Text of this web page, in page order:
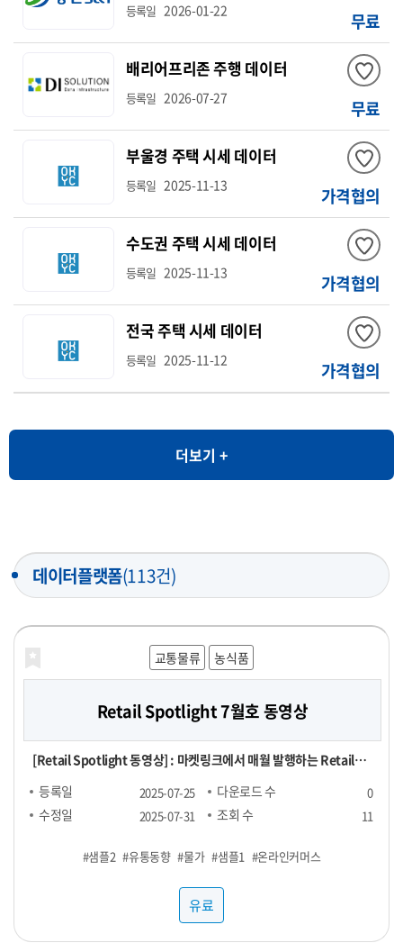
등록일 2026-01-22 무료
배리어프리존 주행 데이터
등록일 2026-07-27 무료
부울경 주택 시세 데이터
등록일 2025-11-13 가격협의
수도권 주택 시세 데이터
등록일 2025-11-13 가격협의
전국 주택 시세 데이터
등록일 2025-11-12 가격협의
더보기 +
데이터플랫폼(113건)
교통물류 농식품
Retail Spotlight 7월호 동영상
[Retail Spotlight 동영상] : 마켓링크에서 매월 발행하는 Retail
Spotlight 7월호 자료를 동영상으로 제작한 파일
등록일 2025-07-25 다운로드 수 0
수정일 2025-07-31 조회 수 11
#샘플2 #유통동향 #물가 #샘플1 #온라인커머스
유료